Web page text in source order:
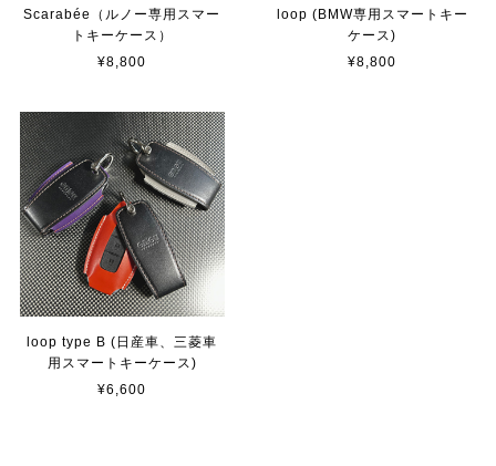
Scarabée（ルノー専用スマー
トキーケース）
¥8,800
loop (BMW専用スマートキー
ケース)
¥8,800
loop type B (日産車、三菱車
用スマートキーケース)
¥6,600